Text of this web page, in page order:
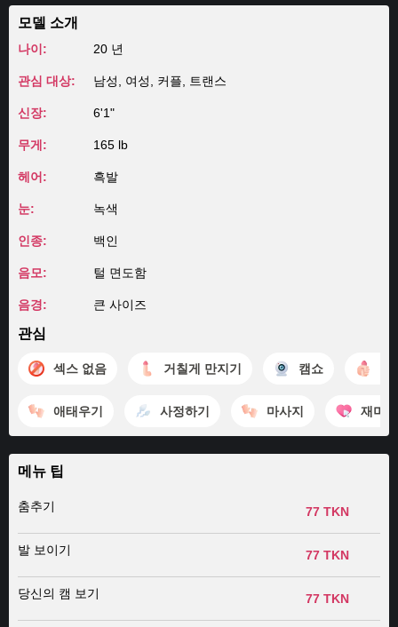
모델 소개
나이: 20 년
관심 대상: 남성, 여성, 커플, 트랜스
신장: 6'1"
무게: 165 lb
헤어: 흑발
눈: 녹색
인종: 백인
음모: 털 면도함
음경: 큰 사이즈
관심
섹스 없음 거칠게 만지기 캠쇼
애태우기 사정하기 마사지 재미
메뉴 팁
춤추기 77 TKN
발 보이기 77 TKN
당신의 캠 보기 77 TKN